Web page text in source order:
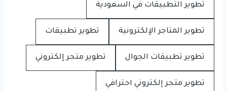
تطوير التطبيقات في السعودية
تطوير المتاجر الإلكترونية تطوير تطبيقات
تطوير تطبيقات الجوال تطوير متجر إلكتروني
تطوير متجر إلكتروني احترافي